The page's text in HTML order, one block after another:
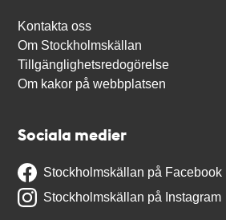
Kontakta oss
Om Stockholmskällan
Tillgänglighetsredogörelse
Om kakor på webbplatsen
Sociala medier
Stockholmskällan på Facebook
Stockholmskällan på Instagram